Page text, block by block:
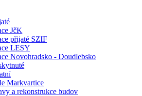
JčK
přijaté SZIF
LESY
Novohradsko - Doudlebsko
Markvartice
a rekonstrukce budov